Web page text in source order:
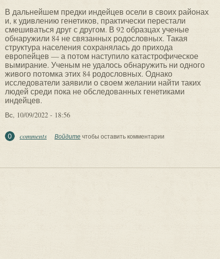
В дальнейшем предки индейцев осели в своих районах
и, к удивлению генетиков, практически перестали
смешиваться друг с другом. В 92 образцах ученые
обнаружили 84 не связанных родословных. Такая
структура населения сохранялась до прихода
европейцев — а потом наступило катастрофическое
вымирание. Ученым не удалось обнаружить ни одного
живого потомка этих 84 родословных. Однако
исследователи заявили о своем желании найти таких
людей среди пока не обследованных генетиками
индейцев.
Вс, 10/09/2022 - 18:56
0 comments Войдитечтобы оставить комментарии